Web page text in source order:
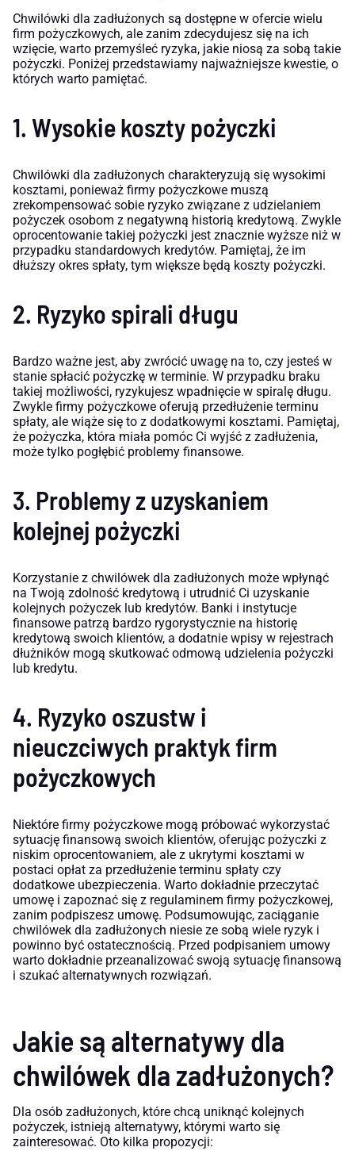
Chwilówki dla zadłużonych są dostępne w ofercie wielu
firm pożyczkowych, ale zanim zdecydujesz się na ich
wzięcie, warto przemyśleć ryzyka, jakie niosą za sobą takie
pożyczki. Poniżej przedstawiamy najważniejsze kwestie, o
których warto pamiętać.
1. Wysokie koszty pożyczki
Chwilówki dla zadłużonych charakteryzują się wysokimi
kosztami, ponieważ firmy pożyczkowe muszą
zrekompensować sobie ryzyko związane z udzielaniem
pożyczek osobom z negatywną historią kredytową. Zwykle
oprocentowanie takiej pożyczki jest znacznie wyższe niż w
przypadku standardowych kredytów. Pamiętaj, że im
dłuższy okres spłaty, tym większe będą koszty pożyczki.
2. Ryzyko spirali długu
Bardzo ważne jest, aby zwrócić uwagę na to, czy jesteś w
stanie spłacić pożyczkę w terminie. W przypadku braku
takiej możliwości, ryzykujesz wpadnięcie w spiralę długu.
Zwykle firmy pożyczkowe oferują przedłużenie terminu
spłaty, ale wiąże się to z dodatkowymi kosztami. Pamiętaj,
że pożyczka, która miała pomóc Ci wyjść z zadłużenia,
może tylko pogłębić problemy finansowe.
3. Problemy z uzyskaniem
kolejnej pożyczki
Korzystanie z chwilówek dla zadłużonych może wpłynąć
na Twoją zdolność kredytową i utrudnić Ci uzyskanie
kolejnych pożyczek lub kredytów. Banki i instytucje
finansowe patrzą bardzo rygorystycznie na historię
kredytową swoich klientów, a dodatnie wpisy w rejestrach
dłużników mogą skutkować odmową udzielenia pożyczki
lub kredytu.
4. Ryzyko oszustw i
nieuczciwych praktyk firm
pożyczkowych
Niektóre firmy pożyczkowe mogą próbować wykorzystać
sytuację finansową swoich klientów, oferując pożyczki z
niskim oprocentowaniem, ale z ukrytymi kosztami w
postaci opłat za przedłużenie terminu spłaty czy
dodatkowe ubezpieczenia. Warto dokładnie przeczytać
umowę i zapoznać się z regulaminem firmy pożyczkowej,
zanim podpiszesz umowę. Podsumowując, zaciąganie
chwilówek dla zadłużonych niesie ze sobą wiele ryzyk i
powinno być ostatecznością. Przed podpisaniem umowy
warto dokładnie przeanalizować swoją sytuację finansową
i szukać alternatywnych rozwiązań.
Jakie są alternatywy dla
chwilówek dla zadłużonych?
Dla osób zadłużonych, które chcą uniknąć kolejnych
pożyczek, istnieją alternatywy, którymi warto się
zainteresować. Oto kilka propozycji: